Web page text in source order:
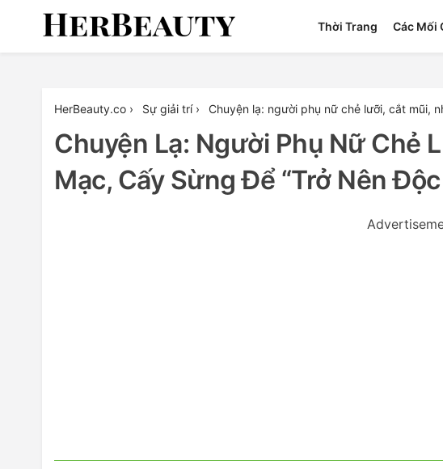
Thời Trang Các Mối
HerBeauty.co › Sự giải trí› Chuyện lạ: người phụ nữ chẻ lưỡi, cắt mũi,
Chuyện Lạ: Người Phụ Nữ Chẻ
Mạc, Cấy Sừng Để “trở Nên